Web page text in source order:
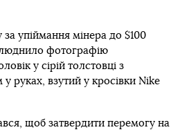
упіймання мінера до $100
фотографію
у сірій толстовці з
руках, взутий у кросівки Nike
щоб затвердити перемогу на